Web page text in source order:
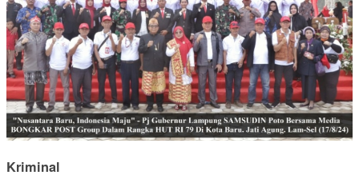
Kriminal